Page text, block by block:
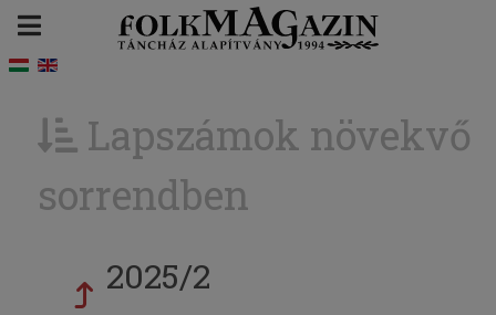
Lapszámok növekvő
sorrendben
2025/2